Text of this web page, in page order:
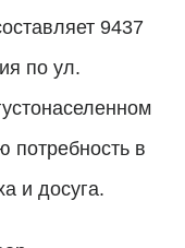
9437
по ул.
потребность в
и досуга.